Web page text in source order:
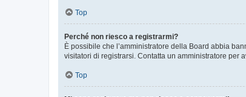
Top
Perché non riesco a registrarmi?
È possibile che l’amministratore della Board abbia
visitatori di registrarsi. Contatta un amministratore per
Top